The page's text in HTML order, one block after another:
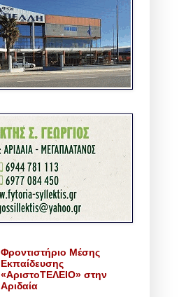
Φροντιστήριο Μέσης
Εκπαίδευσης
«ΑριστοΤΕΛΕΙΟ» στην
Αριδαία